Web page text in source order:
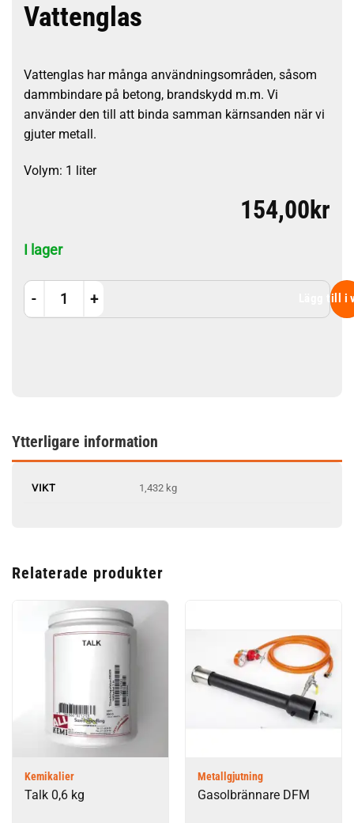
Vattenglas
Vattenglas har många användningsområden, såsom
dammbindare på betong, brandskydd m.m. Vi
använder den till att binda samman kärnsanden när vi
gjuter metall.
Volym: 1 liter
154,00kr
I lager
Vattenglas mängd
Lägg till i
Ytterligare information
VIKT 1,432 kg
Relaterade produkter
Kemikalier
Talk 0,6 kg
Metallgjutning
Gasolbrännare DFM